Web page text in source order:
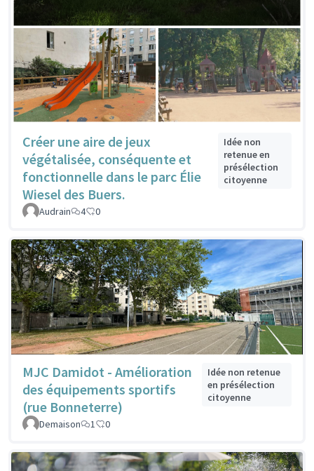
Créer une aire de jeux
végétalisée, conséquente et
fonctionnelle dans le parc Élie
Wiesel des Buers.
Idée non
retenue en
présélection
citoyenne
Audrain 4 0
MJC Damidot - Amélioration
des équipements sportifs
(rue Bonneterre)
Idée non retenue
en présélection
citoyenne
Demaison 1 0